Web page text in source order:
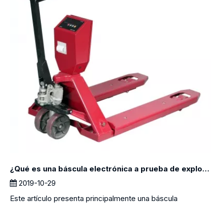
¿Qué es una báscula electrónica a prueba de explosiones?
2019-10-29
Este artículo presenta principalmente una báscula